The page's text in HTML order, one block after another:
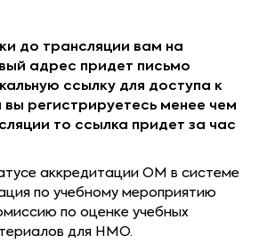
до трансляции вам на
адрес придет письмо
ссылку для доступа к
вы регистрируетесь менее чем
то ссылка придет за час
аккредитации ОМ в системе
по учебному мероприятию
по оценке учебных
для НМО.